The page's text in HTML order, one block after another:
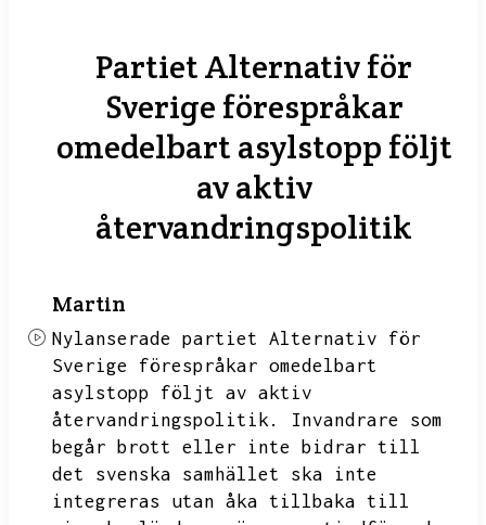
Partiet Alternativ för
Sverige förespråkar
omedelbart asylstopp följt
av aktiv
återvandringspolitik
Martin
Nylanserade partiet Alternativ för
Sverige förespråkar omedelbart
asylstopp följt av aktiv
återvandringspolitik.
Invandrare som
begår brott eller inte bidrar till
det svenska samhället ska inte
integreras utan åka tillbaka till